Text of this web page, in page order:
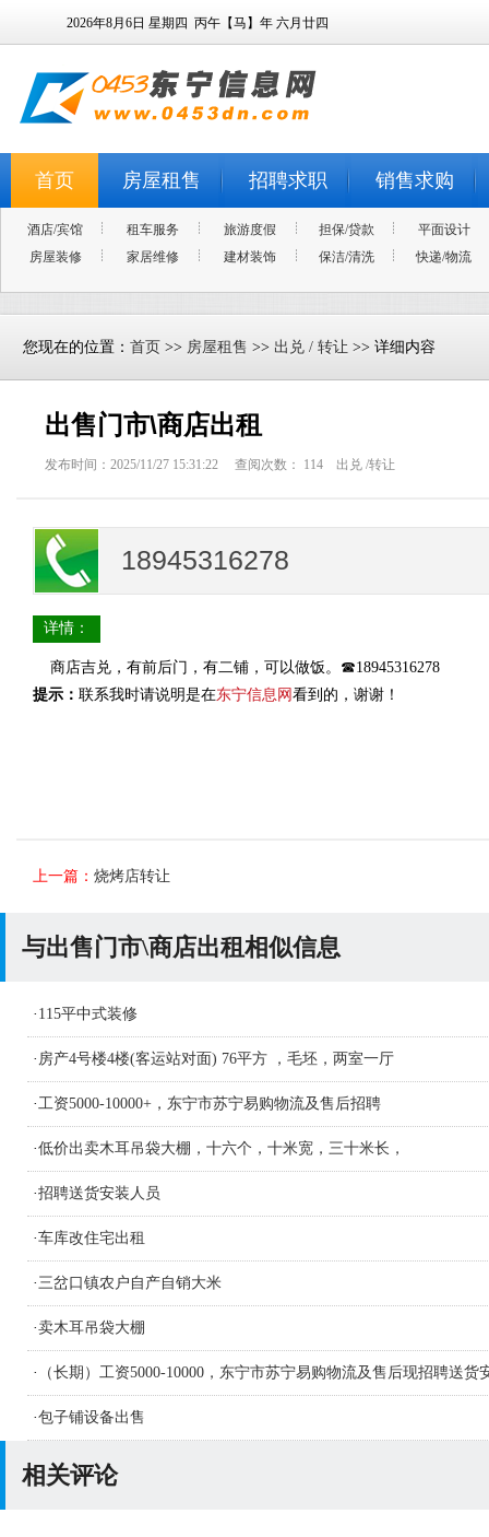
2026年8月6日 星期四 丙午【马】年 六月廿四
首页 房屋租售 招聘求职 销售求购
酒店/宾馆 租车服务 旅游度假 担保/贷款
平面设计
房屋装修
家居维修 建材装饰 保洁/清洗 快递/物流
您现在的位置： 首页 >> 房屋租售 >> 出兑 / 转让 >> 详细内容
出售门市\商店出租
发布时间：2025/11/27 15:31:22 查阅次数： 114 出兑 /转让
18945316278
详情：
商店吉兑，有前后门，有二铺，可以做饭。☎18945316278
提示： 联系我时请说明是在东宁信息网 看到的，谢谢！
上一篇： 烧烤店转让
与出售门市\商店出租相似信息
· 115平中式装修
· 房产4号楼4楼(客运站对面) 76平方 ，毛坯，两室一厅
·工资5000-10000+，东宁市苏宁易购物流及售后招聘
·低价出卖木耳吊袋大棚，十六个，十米宽，三十米长，
·招聘送货安装人员
·车库改住宅出租
·三岔口镇农户自产自销大米
·卖木耳吊袋大棚
·
（长期）工资5000-10000，东宁市苏宁易购物流及售后现招聘送货
人员及学徒若干名
·包子铺设备出售
相关评论